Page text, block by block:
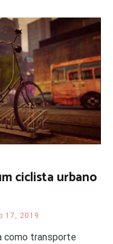
ciclista urbano
17, 2019
como transporte